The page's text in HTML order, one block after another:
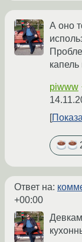
А оно
капель
piwww
Ответ на:
+00:00